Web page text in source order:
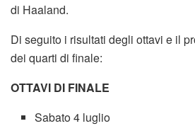
di Haaland.
Di seguito i risultati degli ottavi e il
dei quarti di finale:
OTTAVI DI FINALE
Sabato 4 luglio